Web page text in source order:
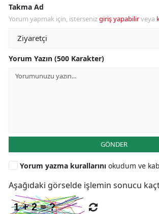
Takma Ad
Yorum yapmak için, istersenizgiriş yapabilirveya
Yorum Yazın (500 Karakter)
GÖNDER
Yorum yazma kurallarını okudum ve
Aşağıdaki görselde işlemin sonucu